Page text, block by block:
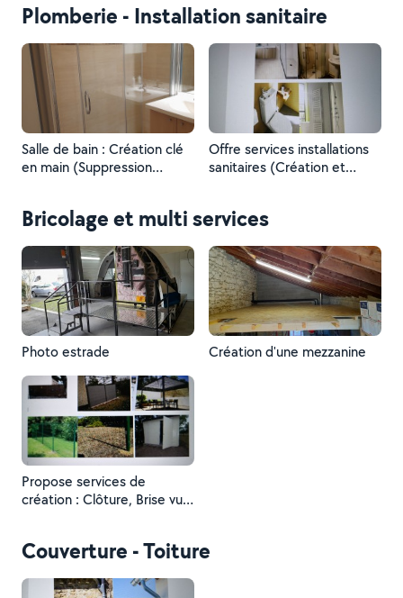
Plomberie - Installation sanitaire
Salle de bain : Création clé
en main (Suppression
pare douche, pose meuble
Offre services installations
sanitaires (Création et
d'alimentation eau et
Bricolage et multi services
Photo estrade Création d'une mezzanine
Propose services de
création : Clôture, Brise vue,
fer)...
Couverture - Toiture